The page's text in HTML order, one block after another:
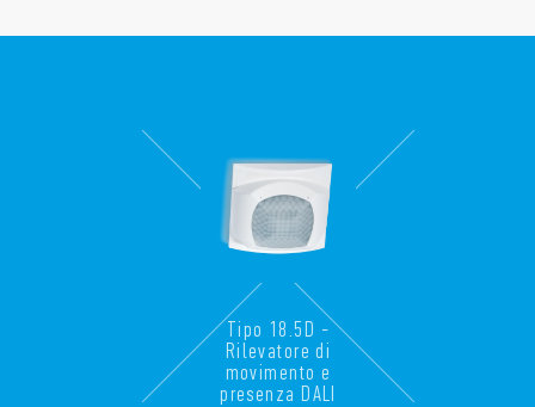
Tipo 18.5D -
Rilevatore di
movimento e
presenza DALI